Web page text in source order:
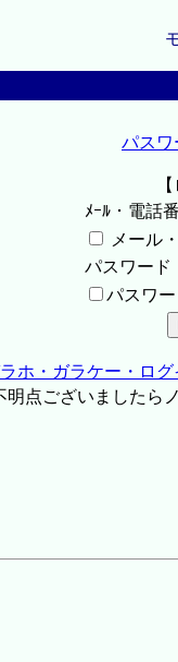
パスワ
ﾒｰﾙ・電話
メール
パスワード
パスワ
ホ・ガラケー・ロ
点ございましたら